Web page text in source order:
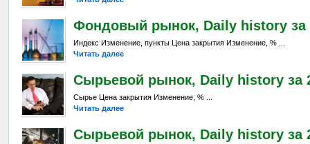
Фондовый рынок, Daily history за
Индекс Изменение, пункты Цена закрытия Изменение, % ...
Читать далее
Сырьевой рынок, Daily history за
Сырье Цена закрытия Изменение, % ...
Читать далее
Сырьевой рынок, Daily history за